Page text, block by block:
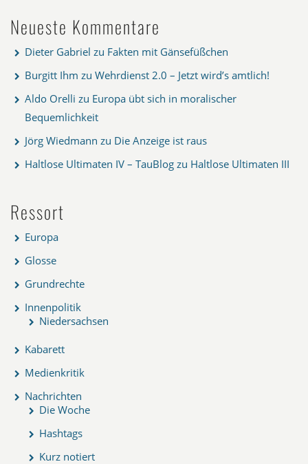
Neueste Kommentare
Dieter Gabriel zu Fakten mit Gänsefüßchen
Burgitt Ihm zu Wehrdienst 2.0 – Jetzt wird’s amtlich!
Aldo Orelli zu Europa übt sich in moralischer
Bequemlichkeit
Jörg Wiedmann zu Die Anzeige ist raus
Haltlose Ultimaten IV – TauBlog zu Haltlose Ultimaten III
Ressort
Europa
Glosse
Grundrechte
Innenpolitik
Niedersachsen
Kabarett
Medienkritik
Nachrichten
Die Woche
Hashtags
Kurz notiert